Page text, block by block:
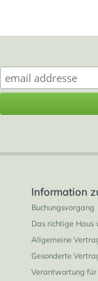
Information
Buchungsvorgang
Das richtige Haus
Allgemeine
Gesonderte
Verantwortung für